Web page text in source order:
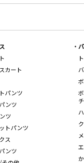
カート
パンツ
ンツ
ツ
トパンツ
ス
ンツ
チ